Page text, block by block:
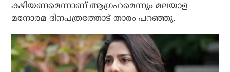
കഴിയണമെന്നാണ് ആഗ്രഹമെന്നും മലയാള
മനോരമ ദിനപത്രത്തോട് താരം പറഞ്ഞു.